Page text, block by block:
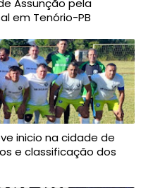
Assunção pela
em Tenório-PB
inicio na cidade de
e classificação dos